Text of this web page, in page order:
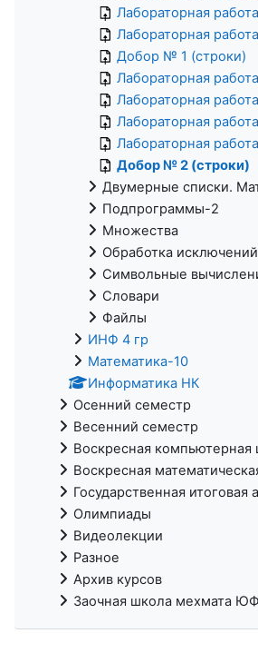
Лабораторная
Лабораторная
Добор № 1 (строки)
Лабораторная
Лабораторная
Лабораторная
Лабораторная
Добор № 2 (строки)
Двумерные списки.
Подпрограммы-2
Множества
Обработка исключений
Символьные
Словари
Файлы
ИНФ 4 гр
Математика-10
Информатика НК
Осенний семестр
Весенний семестр
Воскресная компьютерная
Воскресная
Государственная итоговая
Олимпиады
Видеолекции
Разное
Архив курсов
Заочная школа мехмата